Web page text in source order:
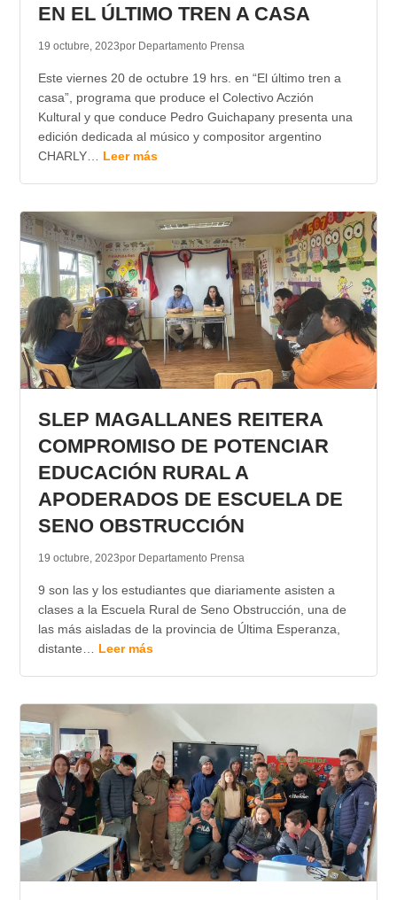
EN EL ÚLTIMO TREN A CASA
19 octubre, 2023por Departamento Prensa
Este viernes 20 de octubre 19 hrs. en “El último tren a
casa”, programa que produce el Colectivo Aczión
Kultural y que conduce Pedro Guichapany presenta una
edición dedicada al músico y compositor argentino
CHARLY… Leer más
SLEP MAGALLANES REITERA
COMPROMISO DE POTENCIAR
EDUCACIÓN RURAL A
APODERADOS DE ESCUELA DE
SENO OBSTRUCCIÓN
19 octubre, 2023por Departamento Prensa
9 son las y los estudiantes que diariamente asisten a
clases a la Escuela Rural de Seno Obstrucción, una de
las más aisladas de la provincia de Última Esperanza,
distante… Leer más